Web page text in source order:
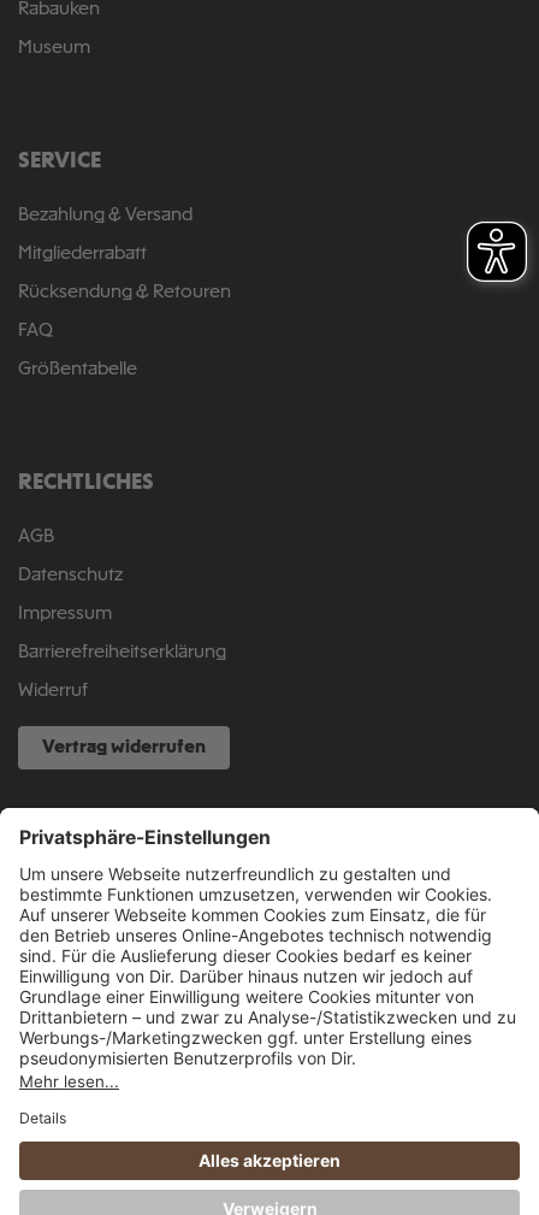
Rabauken
Museum
SERVICE
Bezahlung & Versand
Mitgliederrabatt
Rücksendung & Retouren
FAQ
Größentabelle
RECHTLICHES
AGB
Datenschutz
Impressum
Barrierefreiheitserklärung
Widerruf
Vertrag widerrufen
NOCH FRAGEN?
040 317 874 888
info@fcsp-shop.com